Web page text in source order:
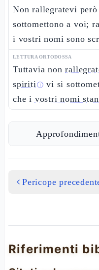
Non rallegratevi
sottomettono a voi;
i vostri nomi sono
LETTURA ORTODOSSA
Tuttavia non
spiritiⓘ vi si
che i vostri nomi
Pericope
Riferimenti